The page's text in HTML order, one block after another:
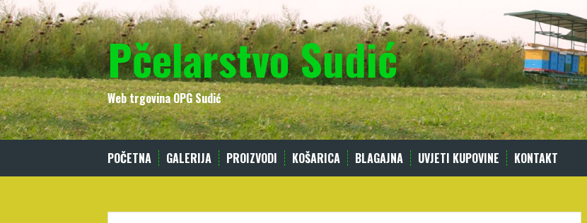
Skip
to
content
Pčelarstvo Sudić
Web trgovina OPG Sudić
POČETNA GALERIJA PROIZVODI KOŠARICA BLAGAJNA UVJETI KUPOVINE KONTAKT